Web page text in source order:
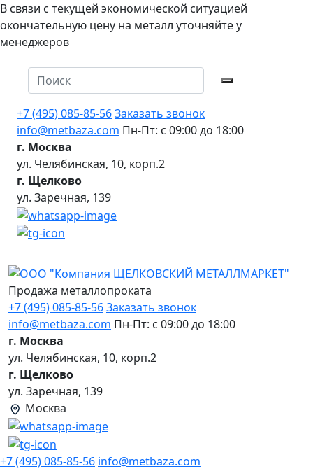
В связи с текущей экономической ситуацией
окончательную цену на металл уточняйте у
менеджеров
+7 (495) 085-85-56Заказать звонок
info@metbaza.com Пн-Пт: с 09:00 до 18:00
г. Москва
ул. Челябинская, 10, корп.2
г. Щелково
ул. Заречная, 139
Продажа металлопроката
+7 (495) 085-85-56Заказать звонок
info@metbaza.com Пн-Пт: с 09:00 до 18:00
г. Москва
ул. Челябинская, 10, корп.2
г. Щелково
ул. Заречная, 139
Москва
+7 (495) 085-85-56 info@metbaza.com